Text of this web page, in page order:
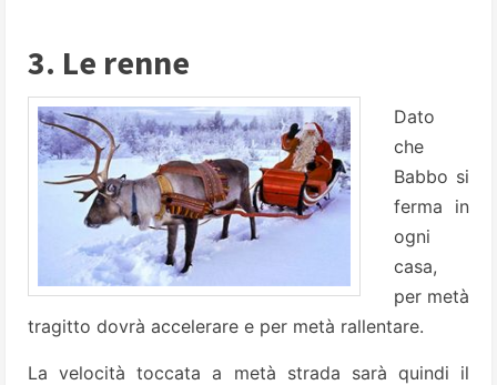
3. Le renne
Dato
che
Babbo si
ferma in
ogni
casa,
per metà
tragitto do­vrà accelerare e per metà rallentare.
La velocità toccata a metà strada sarà quin­di il